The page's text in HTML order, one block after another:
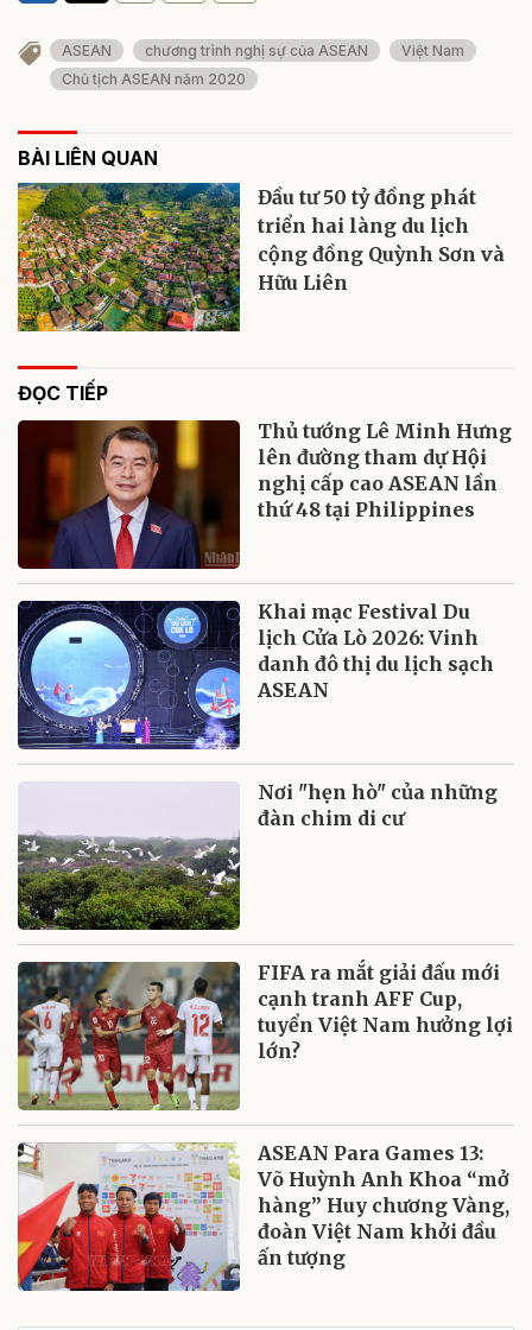
ASEAN chương trình nghị sự của ASEAN
Việt Nam
Chủ tịch ASEAN năm 2020
BÀI LIÊN QUAN
Đầu tư 50 tỷ đồng phát
triển hai làng du lịch
cộng đồng Quỳnh Sơn và
Hữu Liên
ĐỌC TIẾP
Thủ tướng Lê Minh Hưng
lên đường tham dự Hội
nghị cấp cao ASEAN lần
thứ 48 tại Philippines
Khai mạc Festival Du
lịch Cửa Lò 2026: Vinh
danh đô thị du lịch sạch
ASEAN
Nơi "hẹn hò" của những
đàn chim di cư
FIFA ra mắt giải đấu mới
cạnh tranh AFF Cup,
tuyển Việt Nam hưởng lợi
lớn?
ASEAN Para Games 13:
Võ Huỳnh Anh Khoa “mở
hàng” Huy chương Vàng,
đoàn Việt Nam khởi đầu
ấn tượng